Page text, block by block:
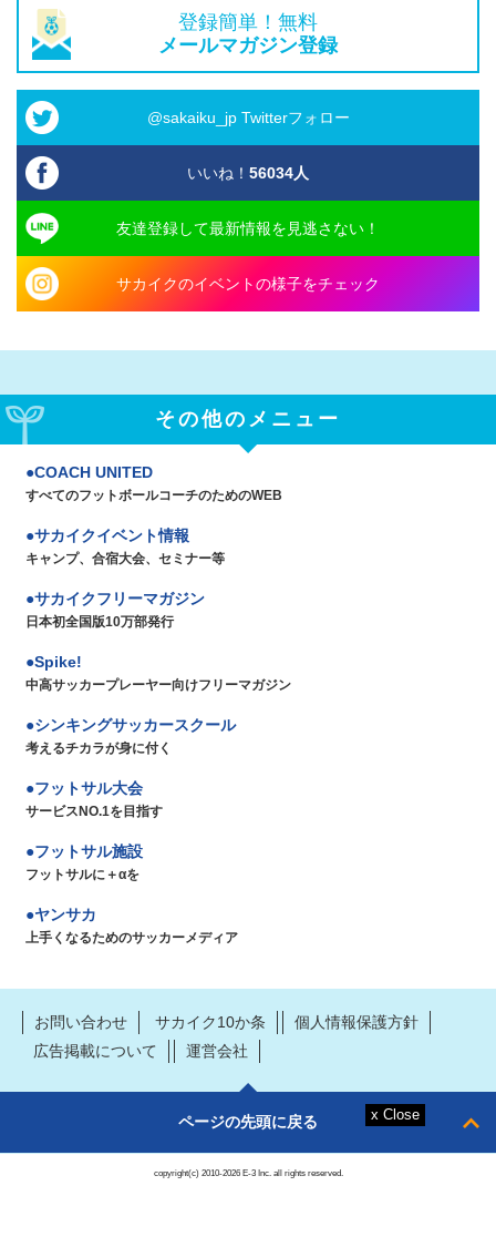
登録簡単！無料
メールマガジン登録
@sakaiku_jp Twitterフォロー
いいね！ 56034人
友達登録して最新情報を見逃さない！
サカイクのイベントの様子をチェック
その他のメニュー
COACH UNITED
すべてのフットボールコーチのためのWEB
サカイクイベント情報
キャンプ、合宿大会、セミナー等
サカイクフリーマガジン
日本初全国版10万部発行
Spike!
中高サッカープレーヤー向けフリーマガジン
シンキングサッカースクール
考えるチカラが身に付く
フットサル大会
サービスNO.1を目指す
フットサル施設
フットサルに＋αを
ヤンサカ
上手くなるためのサッカーメディア
お問い合わせ サカイク10か条
個人情報保護方針
広告掲載について
運営会社
ページの先頭に戻る
copyright(c) 2010-2026 E-3 Inc. all rights reserved.